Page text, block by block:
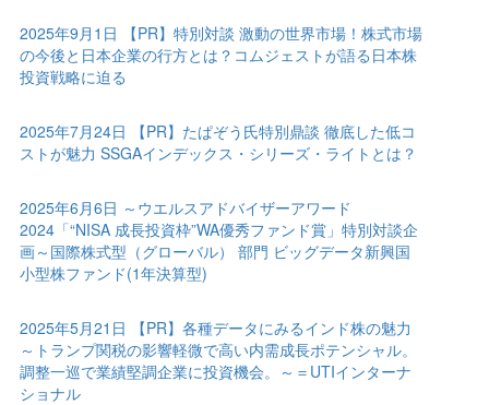
2025年9月1日 【PR】特別対談 激動の世界市場！株式市場
の今後と日本企業の行方とは？コムジェストが語る日本株
投資戦略に迫る
2025年7月24日 【PR】たぱぞう氏特別鼎談 徹底した低コ
ストが魅力 SSGAインデックス・シリーズ・ライトとは？
2025年6月6日 ～ウエルスアドバイザーアワード
2024「“NISA 成長投資枠”WA優秀ファンド賞」特別対談企
画～国際株式型（グローバル） 部門 ビッグデータ新興国
小型株ファンド(1年決算型)
2025年5月21日 【PR】各種データにみるインド株の魅力
～トランプ関税の影響軽微で高い内需成長ポテンシャル。
調整一巡で業績堅調企業に投資機会。～＝UTIインターナ
ショナル